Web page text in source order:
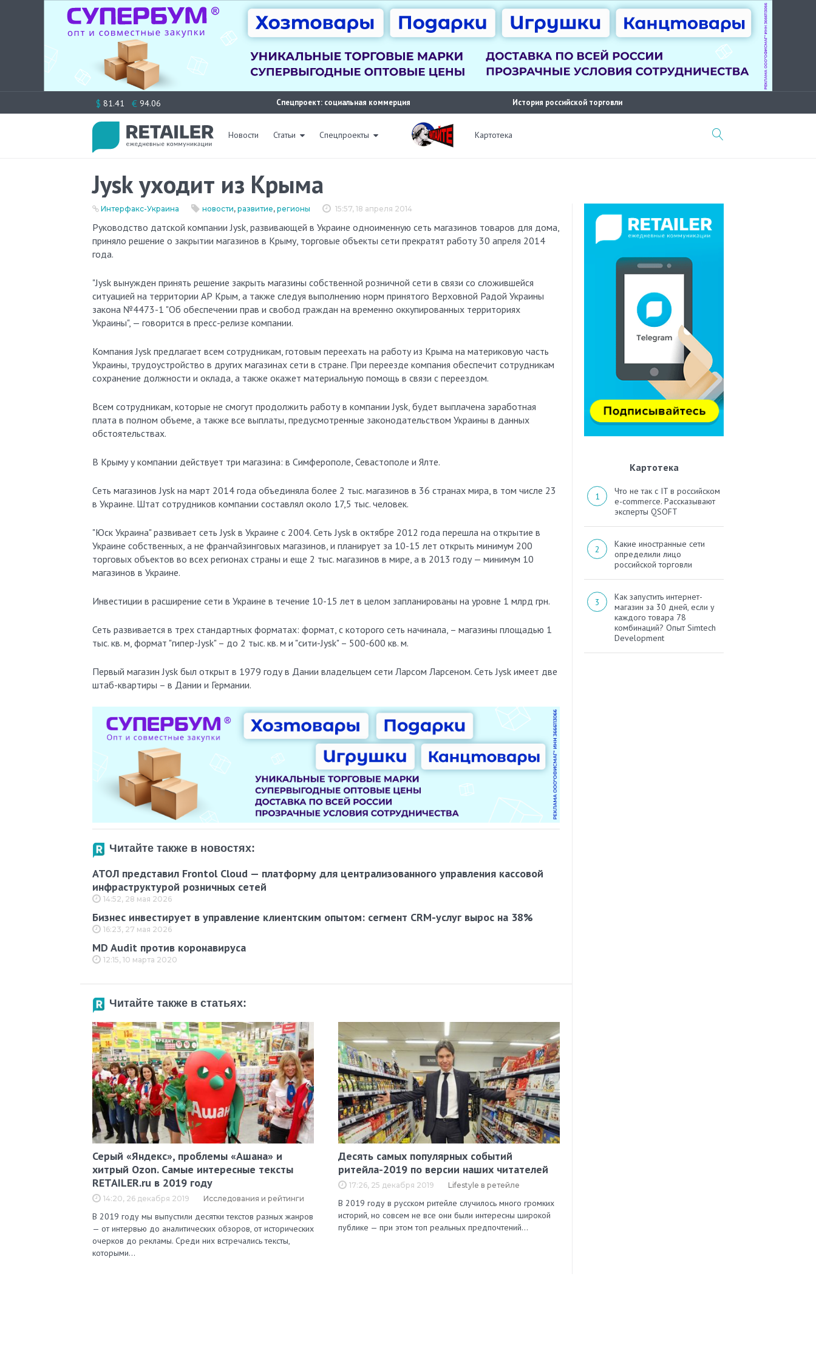
к
$ 81.41 € 94.06 Спецпроект: социальная коммерция История российской торговли
Новости Статьи Спецпроекты Картотека
Jysk уходит из Крыма
15:57, 18 апреля 2014
Интерфакс-Украина новости, развитие, регионы
Руководство датской компании Jysk, развивающей в Украине одноименную сеть магазинов товаров для дома,
приняло решение о закрытии магазинов в Крыму, торговые объекты сети прекратят работу 30 апреля 2014
года.
"Jysk вынужден принять решение закрыть магазины собственной розничной сети в связи со сложившейся
ситуацией на территории АР Крым, а также следуя выполнению норм принятого Верховной Радой Украины
закона №4473-1 "Об обеспечении прав и свобод граждан на временно оккупированных территориях
Украины", — говорится в пресс-релизе компании.
Компания Jysk предлагает всем сотрудникам, готовым переехать на работу из Крыма на материковую часть
Украины, трудоустройство в других магазинах сети в стране. При переезде компания обеспечит сотрудникам
сохранение должности и оклада, а также окажет материальную помощь в связи с переездом.
Всем сотрудникам, которые не смогут продолжить работу в компании Jysk, будет выплачена заработная
плата в полном объеме, а также все выплаты, предусмотренные законодательством Украины в данных
обстоятельствах.
В Крыму у компании действует три магазина: в Симферополе, Севастополе и Ялте.
Сеть магазинов Jysk на март 2014 года объединяла более 2 тыс. магазинов в 36 странах мира, в том числе 23
в Украине. Штат сотрудников компании составлял около 17,5 тыс. человек.
"Юск Украина" развивает сеть Jysk в Украине с 2004. Сеть Jysk в октябре 2012 года перешла на открытие в
Украине собственных, а не франчайзинговых магазинов, и планирует за 10-15 лет открыть минимум 200
торговых объектов во всех регионах страны и еще 2 тыс. магазинов в мире, а в 2013 году — минимум 10
магазинов в Украине.
Инвестиции в расширение сети в Украине в течение 10-15 лет в целом запланированы на уровне 1 млрд грн.
Сеть развивается в трех стандартных форматах: формат, с которого сеть начинала, – магазины площадью 1
тыс. кв. м, формат "гипер-Jysk" – до 2 тыс. кв. м и "сити-Jysk" – 500-600 кв. м.
Первый магазин Jysk был открыт в 1979 году в Дании владельцем сети Ларсом Ларсеном. Сеть Jysk имеет две
штаб-квартиры – в Дании и Германии.
Читайте также в новостях:
АТОЛ представил Frontol Cloud — платформу для централизованного управления кассовой
инфраструктурой розничных сетей
14:52, 28 мая 2026
Бизнес инвестирует в управление клиентским опытом: сегмент CRM-услуг вырос на 38%
16:23, 27 мая 2026
MD Audit против коронавируса
12:15, 10 марта 2020
Читайте также в статьях:
Серый «Яндекс», проблемы «Ашана» и
хитрый Ozon. Самые интересные тексты
RETAILER.ru в 2019 году
14:20, 26 декабря 2019 Исследования и рейтинги
В 2019 году мы выпустили десятки текстов разных жанров
— от интервью до аналитических обзоров, от исторических
очерков до рекламы. Среди них встречались тексты,
которыми…
Десять самых популярных событий
ритейла-2019 по версии наших читателей
17:26, 25 декабря 2019 Lifestyle в ретейле
В 2019 году в русском ритейле случилось много громких
историй, но совсем не все они были интересны широкой
публике — при этом топ реальных предпочтений…
Картотека
Что не так с IT в российском
e-commerce. Рассказывают
эксперты QSOFT
Какие иностранные сети
определили лицо
российской торговли
Как запустить интернет-
магазин за 30 дней, если у
каждого товара 78
комбинаций? Опыт Simtech
Development